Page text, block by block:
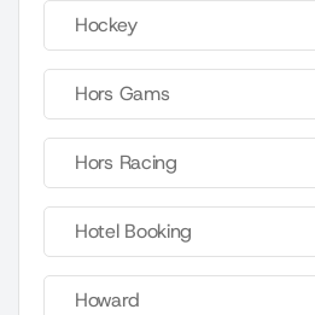
Hockey
Hors Gams
Hors Racing
Hotel Booking
Howard